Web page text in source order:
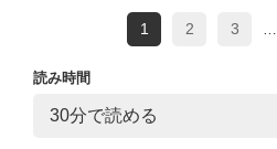
1 2 3 …
読み時間